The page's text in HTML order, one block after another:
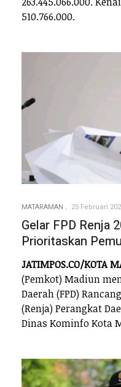
510.766.000.
MATARAMAN 25 Februari
Gelar FPD Renja
Prioritaskan
JATIMPOS.CO/KOTA
(Pemkot) Madiun
Daerah (FPD)
(Renja) Perangkat
Dinas Kominfo Kota